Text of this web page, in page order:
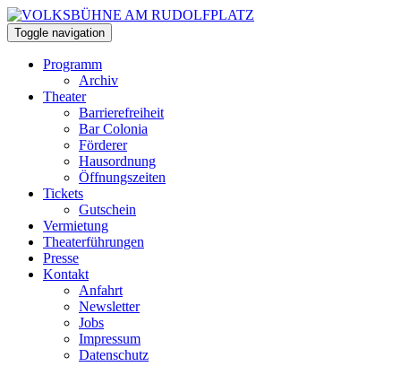
Toggle navigation
Programm
Archiv
Theater
Barrierefreiheit
Bar Colonia
Förderer
Hausordnung
Öffnungszeiten
Tickets
Gutschein
Vermietung
Theaterführungen
Presse
Kontakt
Anfahrt
Newsletter
Jobs
Impressum
Datenschutz